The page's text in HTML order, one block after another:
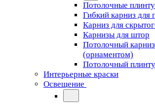
Потолочные
Гибкий карниз для
Карниз для
Карнизы для штор
Потолочный
(орнаментом)
Потолочный
Интерьерные краски
Освещение